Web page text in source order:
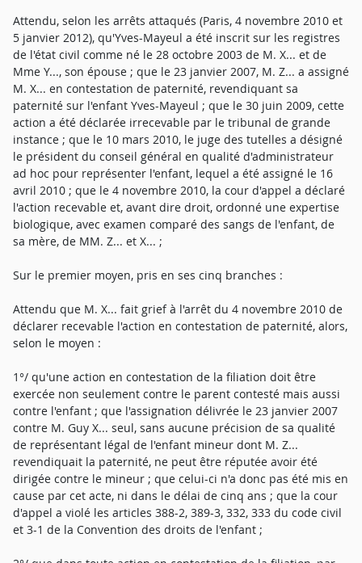
Attendu, selon les arrêts attaqués (Paris, 4 novembre 2010 et
5 janvier 2012), qu'Yves-Mayeul a été inscrit sur les registres
de l'état civil comme né le 28 octobre 2003 de M. X... et de
Mme Y..., son épouse ; que le 23 janvier 2007, M. Z... a assigné
M. X... en contestation de paternité, revendiquant sa
paternité sur l'enfant Yves-Mayeul ; que le 30 juin 2009, cette
action a été déclarée irrecevable par le tribunal de grande
instance ; que le 10 mars 2010, le juge des tutelles a désigné
le président du conseil général en qualité d'administrateur
ad hoc pour représenter l'enfant, lequel a été assigné le 16
avril 2010 ; que le 4 novembre 2010, la cour d'appel a déclaré
l'action recevable et, avant dire droit, ordonné une expertise
biologique, avec examen comparé des sangs de l'enfant, de
sa mère, de MM. Z... et X... ;
Sur le premier moyen, pris en ses cinq branches :
Attendu que M. X... fait grief à l'arrêt du 4 novembre 2010 de
déclarer recevable l'action en contestation de paternité, alors,
selon le moyen :
1°/ qu'une action en contestation de la filiation doit être
exercée non seulement contre le parent contesté mais aussi
contre l'enfant ; que l'assignation délivrée le 23 janvier 2007
contre M. Guy X... seul, sans aucune précision de sa qualité
de représentant légal de l'enfant mineur dont M. Z...
revendiquait la paternité, ne peut être réputée avoir été
dirigée contre le mineur ; que celui-ci n'a donc pas été mis en
cause par cet acte, ni dans le délai de cinq ans ; que la cour
d'appel a violé les articles 388-2, 389-3, 332, 333 du code civil
et 3-1 de la Convention des droits de l'enfant ;